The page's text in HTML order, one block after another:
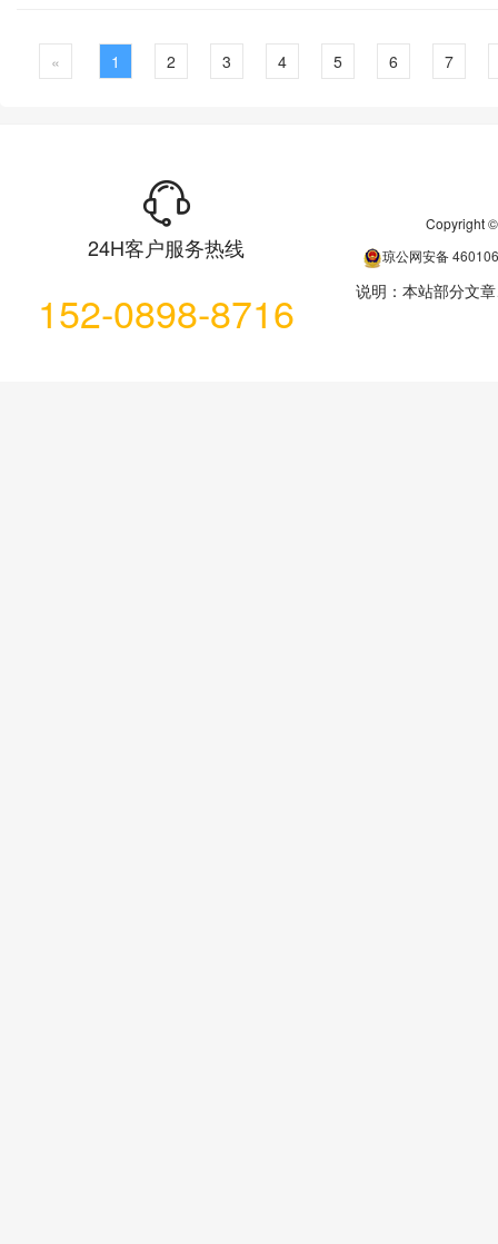
« 1 2 3 4 5 6 7
24H客户服务热线
152-0898-8716
Copyright
琼公网安备
说明：本站部分文